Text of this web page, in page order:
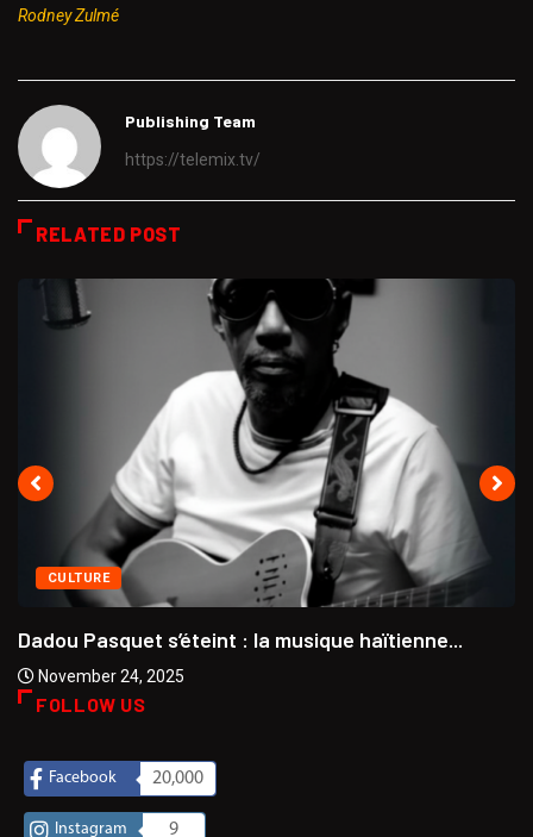
Rodney Zulmé
Publishing Team
https://telemix.tv/
RELATED POST
CULTURE
Dadou Pasquet s’éteint : la musique haïtienne...
November 24, 2025
FOLLOW US
Facebook 20,000
Instagram 9